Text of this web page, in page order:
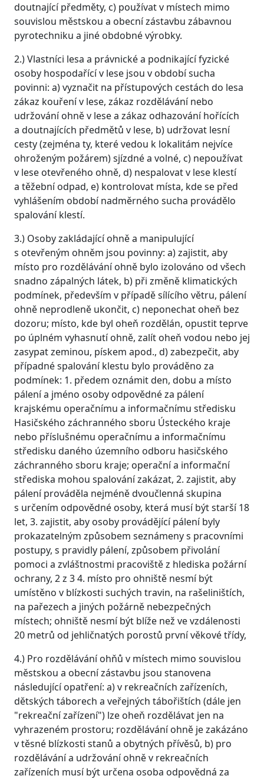
doutnající předměty, c) používat v místech mimo
souvislou městskou a obecní zástavbu zábavnou
pyrotechniku a jiné obdobné výrobky.
2.) Vlastníci lesa a právnické a podnikající fyzické
osoby hospodařící v lese jsou v období sucha
povinni: a) vyznačit na přístupových cestách do lesa
zákaz kouření v lese, zákaz rozdělávání nebo
udržování ohně v lese a zákaz odhazování hořících
a doutnajících předmětů v lese, b) udržovat lesní
cesty (zejména ty, které vedou k lokalitám nejvíce
ohroženým požárem) sjízdné a volné, c) nepoužívat
v lese otevřeného ohně, d) nespalovat v lese klestí
a těžební odpad, e) kontrolovat místa, kde se před
vyhlášením období nadměrného sucha provádělo
spalování klestí.
3.) Osoby zakládající ohně a manipulující
s otevřeným ohněm jsou povinny: a) zajistit, aby
místo pro rozdělávání ohně bylo izolováno od všech
snadno zápalných látek, b) při změně klimatických
podmínek, především v případě sílícího větru, pálení
ohně neprodleně ukončit, c) neponechat oheň bez
dozoru; místo, kde byl oheň rozdělán, opustit teprve
po úplném vyhasnutí ohně, zalít oheň vodou nebo jej
zasypat zeminou, pískem apod., d) zabezpečit, aby
případné spalování klestu bylo prováděno za
podmínek: 1. předem oznámit den, dobu a místo
pálení a jméno osoby odpovědné za pálení
krajskému operačnímu a informačnímu středisku
Hasičského záchranného sboru Ústeckého kraje
nebo příslušnému operačnímu a informačnímu
středisku daného územního odboru hasičského
záchranného sboru kraje; operační a informační
střediska mohou spalování zakázat, 2. zajistit, aby
pálení prováděla nejméně dvoučlenná skupina
s určením odpovědné osoby, která musí být starší 18
let, 3. zajistit, aby osoby provádějící pálení byly
prokazatelným způsobem seznámeny s pracovními
postupy, s pravidly pálení, způsobem přivolání
pomoci a zvláštnostmi pracoviště z hlediska požární
ochrany, 2 z 3 4. místo pro ohniště nesmí být
umístěno v blízkosti suchých travin, na rašeliništích,
na pařezech a jiných požárně nebezpečných
místech; ohniště nesmí být blíže než ve vzdálenosti
20 metrů od jehličnatých porostů první věkové třídy,
4.) Pro rozdělávání ohňů v místech mimo souvislou
městskou a obecní zástavbu jsou stanovena
následující opatření: a) v rekreačních zařízeních,
dětských táborech a veřejných tábořištích (dále jen
"rekreační zařízení") lze oheň rozdělávat jen na
vyhrazeném prostoru; rozdělávání ohně je zakázáno
v těsné blízkosti stanů a obytných přívěsů, b) pro
rozdělávání a udržování ohně v rekreačních
zařízeních musí být určena osoba odpovědná za